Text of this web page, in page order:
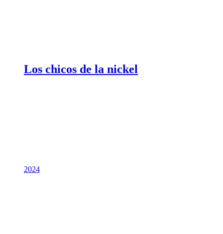
Los chicos de la nickel
2024